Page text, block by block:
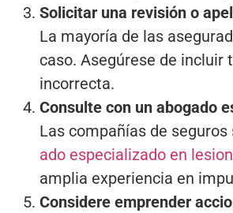
Solicitar una revisión o
La mayoría de las
caso. Asegúrese de incluir
incorrecta.
Consulte con un abogado
Las compañías de
ado especializado en
amplia experiencia en
Considere emprender